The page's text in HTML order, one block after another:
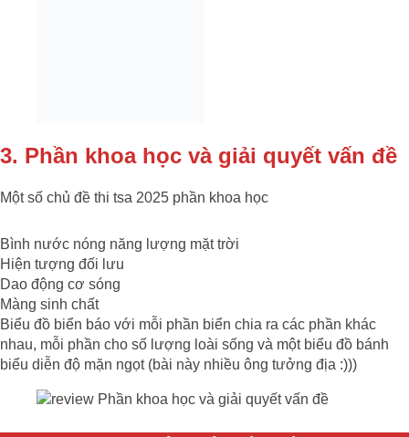
3. Phần khoa học và giải quyết vấn đề
Một số chủ đề thi tsa 2025 phần khoa học
Bình nước nóng năng lượng mặt trời
Hiện tượng đối lưu
Dao động cơ sóng
Màng sinh chất
Biểu đồ biển báo với mỗi phần biển chia ra các phần khác
nhau, mỗi phần cho số lượng loài sống và một biểu đồ bánh
biểu diễn độ mặn ngọt (bài này nhiều ông tưởng địa :)))